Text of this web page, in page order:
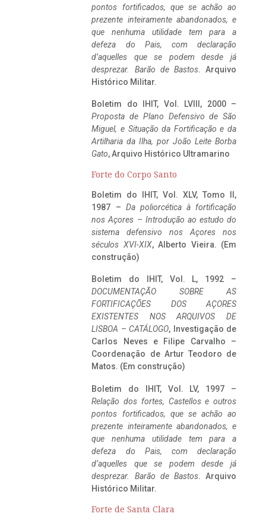
pontos fortificados, que se achão ao
prezente inteiramente abandonados, e
que nenhuma utilidade tem para a
defeza do Pais, com declaração
d’aquelles que se podem desde já
desprezar. Barão de Bastos. Arquivo
Histórico Militar.
Boletim do IHIT, Vol. LVIII, 2000 –
Proposta de Plano Defensivo de São
Miguel, e Situação da Fortificação e da
Artilharia da Ilha, por João Leite Borba
Gato, Arquivo Histórico Ultramarino
Forte do Corpo Santo
Boletim do IHIT, Vol. XLV, Tomo II,
1987 – Da poliorcética à fortificação
nos Açores – Introdução ao estudo do
sistema defensivo nos Açores nos
séculos XVI-XIX, Alberto Vieira. (Em
construção)
Boletim do IHIT, Vol. L, 1992 –
DOCUMENTAÇÃO SOBRE AS
FORTIFICAÇÕES DOS AÇORES
EXISTENTES NOS ARQUIVOS DE
LISBOA – CATÁLOGO, Investigação de
Carlos Neves e Filipe Carvalho –
Coordenação de Artur Teodoro de
Matos. (Em construção)
Boletim do IHIT, Vol. LV, 1997 –
Relação dos fortes, Castellos e outros
pontos fortificados, que se achão ao
prezente inteiramente abandonados, e
que nenhuma utilidade tem para a
defeza do Pais, com declaração
d’aquelles que se podem desde já
desprezar. Barão de Bastos. Arquivo
Histórico Militar.
Forte de Santa Clara